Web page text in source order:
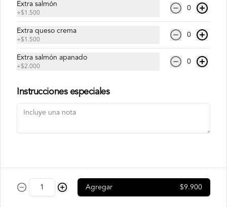
Camarón, palta y queso crema.
Philadelphia Roll
Rainbow Roll
Camarón, queso crema y pepino,
Extra salmón
+$1.500
0
Extra queso crema
+$1.500
0
Extra salmón apanado
+$2.000
0
Instrucciones especiales
Agregar $9.900